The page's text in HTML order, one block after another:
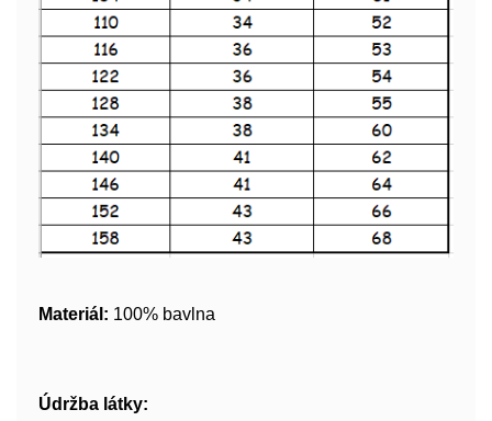
Materiál: 100% bavlna
Údržba látky: